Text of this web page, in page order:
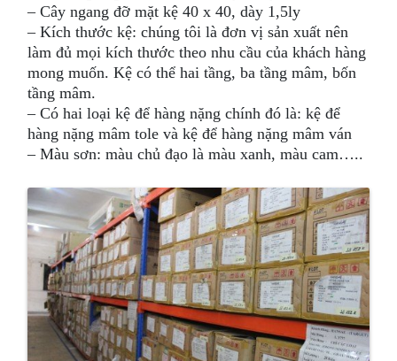
– Cây ngang đỡ mặt kệ 40 x 40, dày 1,5ly
– Kích thước kệ: chúng tôi là đơn vị sản xuất nên
làm đủ mọi kích thước theo nhu cầu của khách hàng
mong muốn. Kệ có thể hai tầng, ba tầng mâm, bốn
tầng mâm.
– Có hai loại kệ để hàng nặng chính đó là: kệ để
hàng nặng mâm tole và kệ để hàng nặng mâm ván
– Màu sơn: màu chủ đạo là màu xanh, màu cam…..